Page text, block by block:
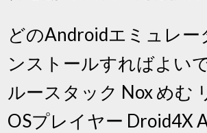
どのAndroidエミュレー
ンストールすればよい
ルースタック Nox めむ
OSプレイヤー Droid4X